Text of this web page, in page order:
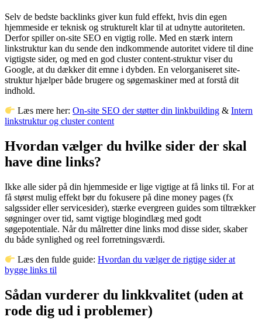
Selv de bedste backlinks giver kun fuld effekt, hvis din egen
hjemmeside er teknisk og strukturelt klar til at udnytte autoriteten.
Derfor spiller on-site SEO en vigtig rolle. Med en stærk intern
linkstruktur kan du sende den indkommende autoritet videre til dine
vigtigste sider, og med en god cluster content-struktur viser du
Google, at du dækker dit emne i dybden. En velorganiseret site-
struktur hjælper både brugere og søgemaskiner med at forstå dit
indhold.
Læs mere her:On-site SEO der støtter din linkbuilding &Intern
linkstruktur og cluster content
Hvordan vælger du hvilke sider der skal
have dine links?
Ikke alle sider på din hjemmeside er lige vigtige at få links til. For at
få størst mulig effekt bør du fokusere på dine money pages (fx
salgssider eller servicesider), stærke evergreen guides som tiltrækker
søgninger over tid, samt vigtige blogindlæg med godt
søgepotentiale. Når du målretter dine links mod disse sider, skaber
du både synlighed og reel forretningsværdi.
Læs den fulde guide:Hvordan du vælger de rigtige sider at
bygge links til
Sådan vurderer du linkkvalitet (uden at
rode dig ud i problemer)